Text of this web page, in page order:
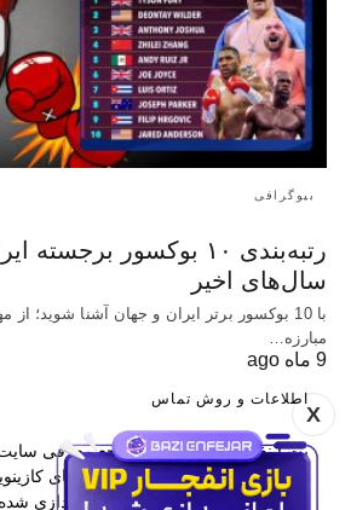
X
بیوگرافی
رتبه‌بندی ۱۰ بوکسور
سال‌های اخیر
با 10 بوکسور برتر ایران و جهان آشنا شوید؛
مبارزه…
9 ماه ago
اطلاعات و روش تماس
بت اینفو یکی از برترین مراجع معرفی
همچنین آموزش پیش بینی و بازی های
این وب سایت در سال 1397